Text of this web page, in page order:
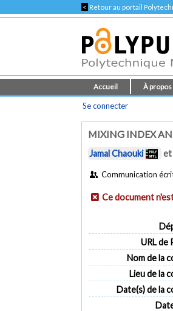
< Retour au portail
Accueil À propos
Se connecter
MIXING INDEX
Jamal Chaouki et
Communication
Ce document
URL de
Nom de la
Lieu de la
Date(s) de la